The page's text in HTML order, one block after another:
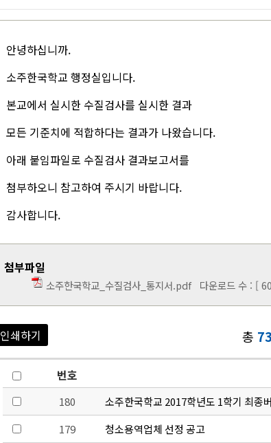
안녕하십니까.
소주한국학교 행정실입니다.
본교에서 실시한 수질검사를 실시한 결과
모든 기준치에 적합하다는 결과가 나왔습니다.
아래 붙임파일로 수질검사 결과보고서를
첨부하오니 참고하여 주시기 바랍니다.
감사합니다.
첨부파일
소주한국학교_수질검사_통지서.pdf다운로드 수 : [
인쇄하기 총 73
번호
180
소주한국학교 2017학년도 1학기 최종
179
청소용역업체 선정 공고